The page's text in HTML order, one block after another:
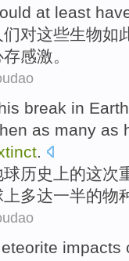
at least
们对这些生物如
存感激。
break in Earth
as many as
.
球历史上的这次
上多达一半的物
impacts